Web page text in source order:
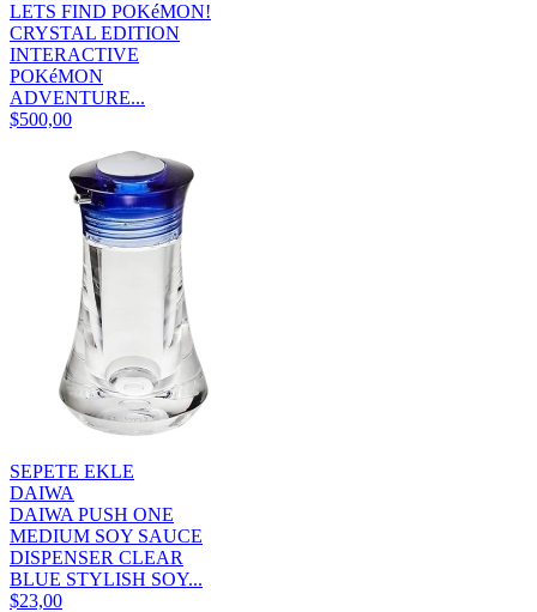
LETS FIND POKéMON!
CRYSTAL EDITION
INTERACTIVE
POKéMON
ADVENTURE...
$500,00
SEPETE EKLE
DAIWA
DAIWA PUSH ONE
MEDIUM SOY SAUCE
DISPENSER CLEAR
BLUE STYLISH SOY...
$23,00